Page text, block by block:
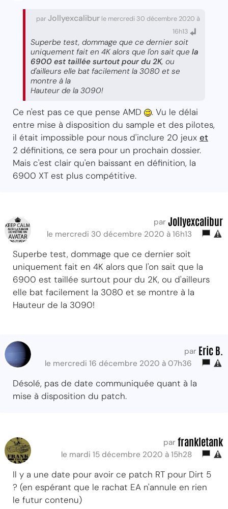
parJollyexcalibur le mercredi 30 décembre 2020 à
16h13
Superbe test, dommage que ce dernier soit
uniquement fait en 4K alors que l'on sait que la
6900 est taillée surtout pour du 2K, ou
d'ailleurs elle bat facilement la 3080 et se
montre à la
Hauteur de la 3090!
Ce n'est pas ce que pense AMD
. Vu le délai
entre mise à disposition du sample et des pilotes,
il était impossible pour nous d'inclure 20 jeux et
2 définitions, ce sera pour un prochain dossier.
Mais c'est clair qu'en baissant en définition, la
6900 XT est plus compétitive.
par Jollyexcalibur
le mercredi 30 décembre 2020 à 16h13
Superbe test, dommage que ce dernier soit
uniquement fait en 4K alors que l'on sait que la
6900 est taillée surtout pour du 2K, ou d'ailleurs
elle bat facilement la 3080 et se montre à la
Hauteur de la 3090!
par Eric B.
le mercredi 16 décembre 2020 à 07h36
Désolé, pas de date communiquée quant à la
mise à disposition du patch.
par frankletank
le mardi 15 décembre 2020 à 15h28
Il y a une date pour avoir ce patch RT pour Dirt 5
? (en espérant que le rachat EA n'annule en rien
le futur contenu)